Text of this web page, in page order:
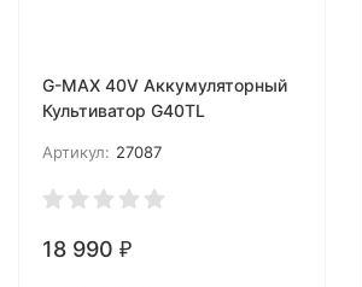
G-MAX 40V Аккумуляторный
Культиватор G40TL
Артикул: 27087
18 990 ₽